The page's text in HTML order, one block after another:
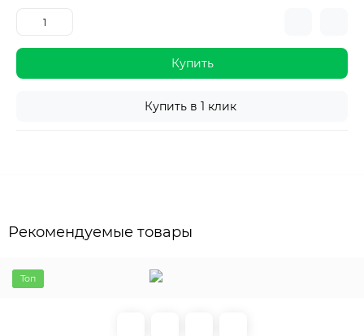
Купить
Купить в 1 клик
Рекомендуемые товары
Топ